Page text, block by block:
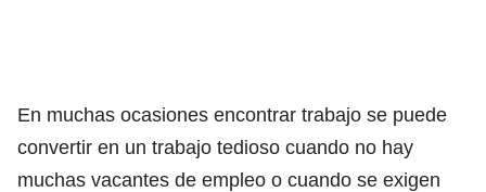
En muchas ocasiones encontrar trabajo se puede
convertir en un trabajo tedioso cuando no hay
muchas vacantes de empleo o cuando se exigen